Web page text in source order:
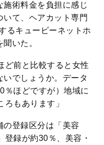
術料金を負担に感じ
いて、ヘアカット専門
るキュービーネットホ
いた。
ど前と比較すると女性
でしょうか。データ
％ほどですが）地域に
もあります」
登録区分は「美容
登録が約30％、美容・